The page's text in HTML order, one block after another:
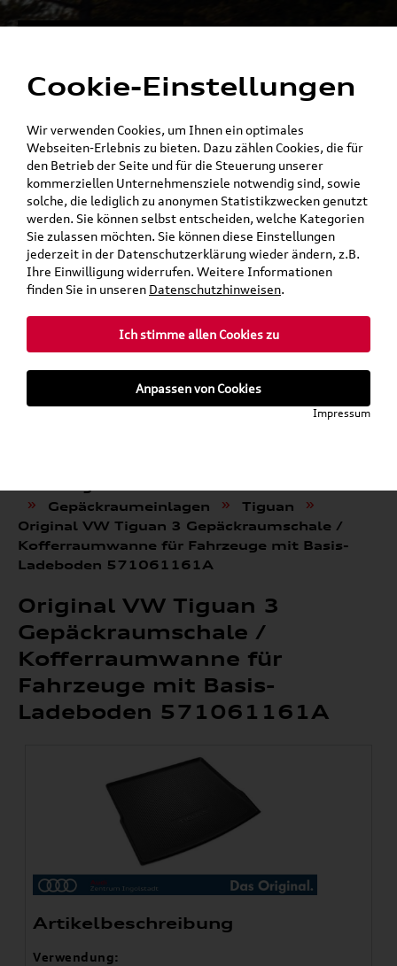
» Gepäckraumeinlagen » Tiguan »
Original VW Tiguan 3 Gepäckraumschale /
Kofferraumwanne für Fahrzeuge mit Basis-
Ladeboden 571061161A
Original VW Tiguan 3
Gepäckraumschale /
Kofferraumwanne für
Fahrzeuge mit Basis-
Ladeboden 571061161A
Artikelbeschreibung
Verwendung:
Cookie-Einstellungen
Wir verwenden Cookies, um Ihnen ein optimales
Webseiten-Erlebnis zu bieten. Dazu zählen Cookies, die für
den Betrieb der Seite und für die Steuerung unserer
kommerziellen Unternehmensziele notwendig sind, sowie
solche, die lediglich zu anonymen Statistikzwecken genutzt
werden. Sie können selbst entscheiden, welche Kategorien
Sie zulassen möchten. Sie können diese Einstellungen
jederzeit in der Datenschutzerklärung wieder ändern, z.B.
Ihre Einwilligung widerrufen. Weitere Informationen
finden Sie in unseren Datenschutzhinweisen.
Ich stimme allen Cookies zu
Anpassen von Cookies
Impressum